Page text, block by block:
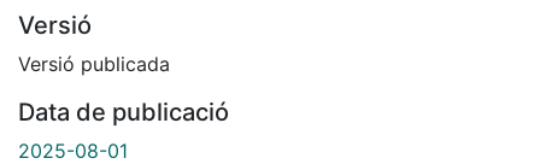
Versió
Versió publicada
Data de publicació
2025-08-01